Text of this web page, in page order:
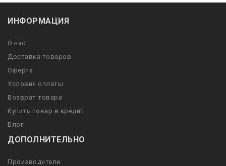
ИНФОРМАЦИЯ
О нас
Доставка товаров
Оферта
Условия оплаты
Возврат товара
Купить товар в кредит
Блог
ДОПОЛНИТЕЛЬНО
Производители